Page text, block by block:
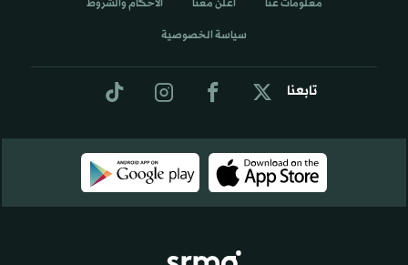
تابعنا
معلومات عنا اعلن معنا الأحكام والشروط
سياسة الخصوصية